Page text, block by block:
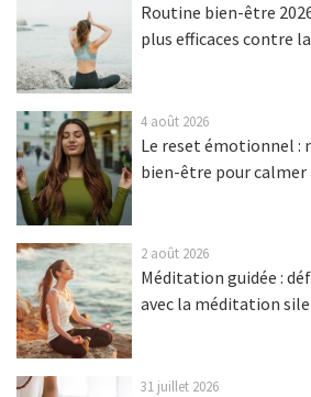
Routine bien-être
plus efficaces contre
4 août 2026
Le reset émotionnel :
bien-être pour calmer
2 août 2026
Méditation guidée :
avec la méditation
31 juillet 2026